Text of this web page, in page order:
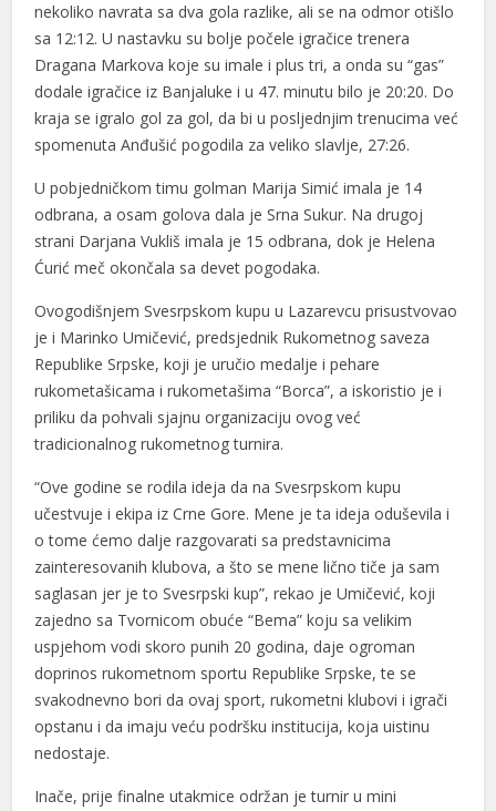
nekoliko navrata sa dva gola razlike, ali se na odmor otišlo
sa 12:12. U nastavku su bolje počele igračice trenera
Dragana Markova koje su imale i plus tri, a onda su “gas”
dodale igračice iz Banjaluke i u 47. minutu bilo je 20:20. Do
kraja se igralo gol za gol, da bi u posljednjim trenucima već
spomenuta Anđušić pogodila za veliko slavlje, 27:26.
U pobjedničkom timu golman Marija Simić imala je 14
odbrana, a osam golova dala je Srna Sukur. Na drugoj
strani Darjana Vukliš imala je 15 odbrana, dok je Helena
Ćurić meč okončala sa devet pogodaka.
Ovogodišnjem Svesrpskom kupu u Lazarevcu prisustvovao
je i Marinko Umičević, predsjednik Rukometnog saveza
Republike Srpske, koji je uručio medalje i pehare
rukometašicama i rukometašima “Borca”, a iskoristio je i
priliku da pohvali sjajnu organizaciju ovog već
tradicionalnog rukometnog turnira.
“Ove godine se rodila ideja da na Svesrpskom kupu
učestvuje i ekipa iz Crne Gore. Mene je ta ideja oduševila i
o tome ćemo dalje razgovarati sa predstavnicima
zainteresovanih klubova, a što se mene lično tiče ja sam
saglasan jer je to Svesrpski kup”, rekao je Umičević, koji
zajedno sa Tvornicom obuće “Bema” koju sa velikim
uspjehom vodi skoro punih 20 godina, daje ogroman
doprinos rukometnom sportu Republike Srpske, te se
svakodnevno bori da ovaj sport, rukometni klubovi i igrači
opstanu i da imaju veću podršku institucija, koja uistinu
nedostaje.
Inače, prije finalne utakmice održan je turnir u mini